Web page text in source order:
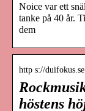
Noice var ett
tanke på 40 år.
dem
http s://
höstens